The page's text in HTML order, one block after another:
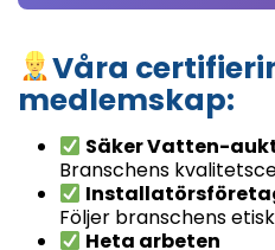
Våra
medlemskap:
Säker Vatten-
Branschens
Följer branschens
Heta arbeten